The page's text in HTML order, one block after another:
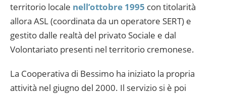
territorio locale nell’ottobre 1995 con titolarità
allora ASL (coordinata da un operatore SERT) e
gestito dalle realtà del privato Sociale e dal
Volontariato presenti nel territorio cremonese.
La Cooperativa di Bessimo ha iniziato la propria
attività nel giugno del 2000. Il servizio si è poi